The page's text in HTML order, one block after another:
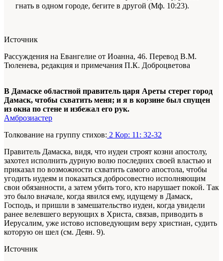
гнать в одном городе, бегите в другой (Мф. 10:23).
Источник
Рассуждения на Евангелие от Иоанна, 46. Перевод В.М.
Тюленева, редакция и примечания П.К. Доброцветова
В Дамаске областной правитель царя Ареты стерег город
Дамаск, чтобы схватить меня; и я в корзине был спущен
из окна по стене и избежал его рук.
Амброзиастер
Толкование на группу стихов: 2 Кор: 11: 32-32
Правитель Дамаска, видя, что иудеи строят козни апостолу,
захотел исполнить дурную волю последних своей властью и
приказал по возможности схватить самого апостола, чтобы
угодить иудеям и показаться добросовестно исполняющим
свои обязанности, а затем убить того, кто нарушает покой. Так
это было вначале, когда явился ему, идущему в Дамаск,
Господь, и пришли в замешательство иудеи, когда увидели
ранее велевшего верующих в Христа, связав, приводить в
Иерусалим, уже истово исповедующим веру христиан, судить
которую он шел (см. Деян. 9).
Источник